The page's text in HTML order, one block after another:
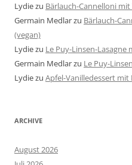
Lydiezu Bärlauch-Cannelloni
Germain Medlarzu Bärlauch-
(vegan)
Lydiezu Le Puy-Linsen-Lasagne
Germain Medlarzu Le Puy-
Lydiezu Apfel-Vanilledessert
ARCHIVE
August 2026